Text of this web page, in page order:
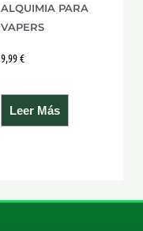
ALQUIMIA PARA
VAPERS
9,99€
Leer Más